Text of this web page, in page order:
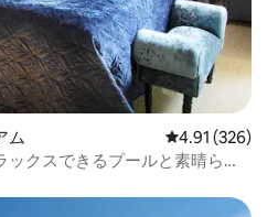
ム レビュー326
4.91 (326)
クスできるプールと素晴らし